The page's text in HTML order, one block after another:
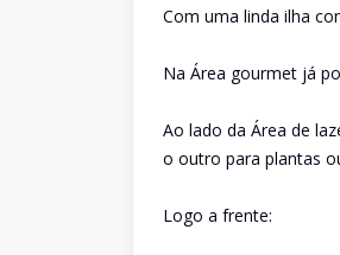
Com uma linda ilha
Na Área gourmet já
Ao lado da Área de
o outro para plantas
Logo a frente: